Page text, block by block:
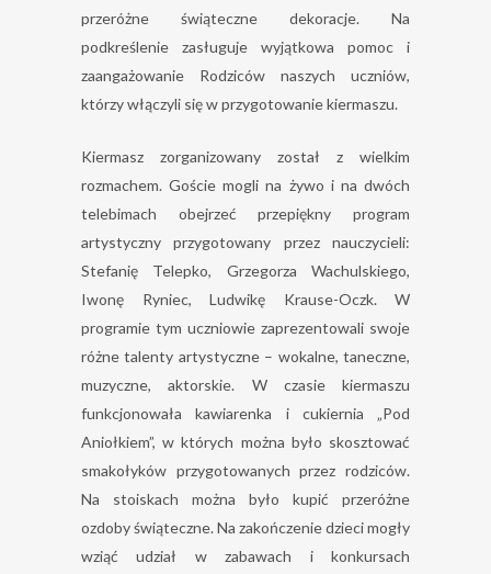
przeróżne świąteczne dekoracje. Na
podkreślenie zasługuje wyjątkowa pomoc i
zaangażowanie Rodziców naszych uczniów,
którzy włączyli się w przygotowanie kiermaszu.
Kiermasz zorganizowany został z wielkim
rozmachem. Goście mogli na żywo i na dwóch
telebimach obejrzeć przepiękny program
artystyczny przygotowany przez nauczycieli:
Stefanię Telepko, Grzegorza Wachulskiego,
Iwonę Ryniec, Ludwikę Krause-Oczk. W
programie tym uczniowie zaprezentowali swoje
różne talenty artystyczne – wokalne, taneczne,
muzyczne, aktorskie. W czasie kiermaszu
funkcjonowała kawiarenka i cukiernia „Pod
Aniołkiem”, w których można było skosztować
smakołyków przygotowanych przez rodziców.
Na stoiskach można było kupić przeróżne
ozdoby świąteczne. Na zakończenie dzieci mogły
wziąć udział w zabawach i konkursach